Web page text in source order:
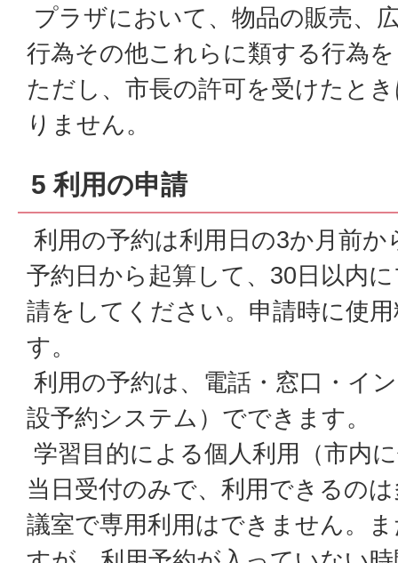
プラザにおいて、物品の販売、
行為その他これらに類する行為
ただし、市長の許可を受けたと
りません。
5 利用の申請
利用の予約は利用日の3か月前
予約日から起算して、30日以内
請をしてください。申請時に使
す。
利用の予約は、電話・窓口・イ
設予約システム）でできます。
学習目的による個人利用（市内
当日受付のみで、利用できるの
議室で専用利用はできません。